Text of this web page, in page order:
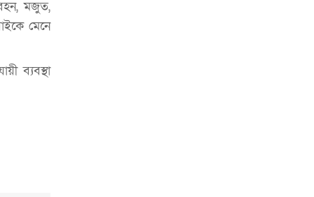
বহন, মজুত,
মেনে
ব্যবস্থা